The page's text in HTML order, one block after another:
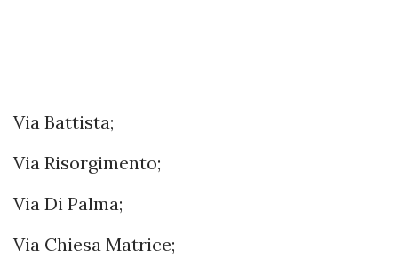
Via Battista;
Via Risorgimento;
Via Di Palma;
Via Chiesa Matrice;